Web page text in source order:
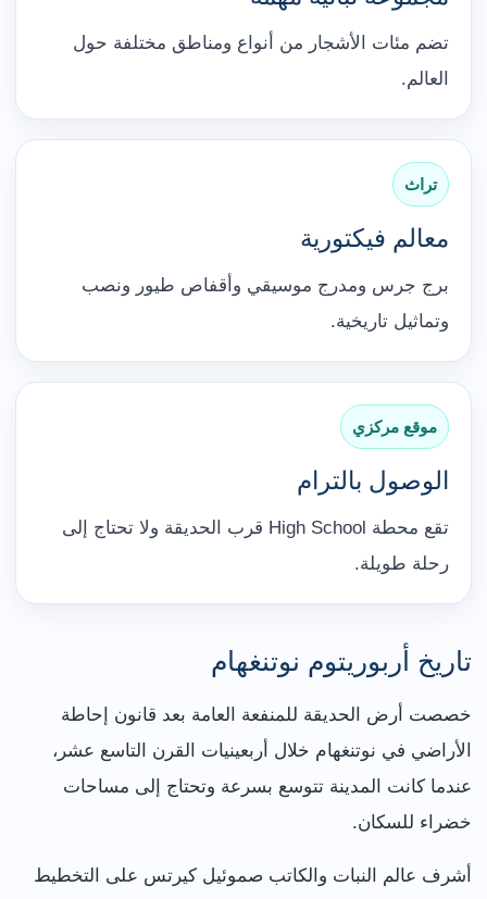
تضم مئات الأشجار من أنواع ومناطق مختلفة حول
العالم.
تراث
معالم فيكتورية
برج جرس ومدرج موسيقي وأقفاص طيور ونصب
وتماثيل تاريخية.
موقع مركزي
الوصول بالترام
تقع محطة High School قرب الحديقة ولا تحتاج إلى
رحلة طويلة.
تاريخ أربوريتوم نوتنغهام
خصصت أرض الحديقة للمنفعة العامة بعد قانون إحاطة
الأراضي في نوتنغهام خلال أربعينيات القرن التاسع عشر،
عندما كانت المدينة تتوسع بسرعة وتحتاج إلى مساحات
خضراء للسكان.
أشرف عالم النبات والكاتب صموئيل كيرتس على التخطيط